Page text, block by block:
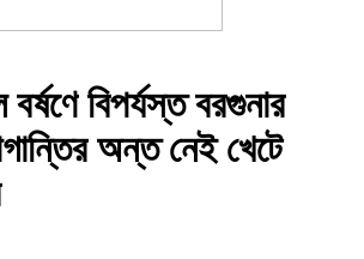
বিপর্যস্ত বরগুনার
অন্ত নেই খেটে